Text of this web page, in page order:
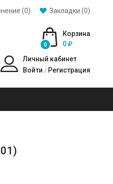
Закладки (0)
(0)
Корзина
0
0 ₽
Личный кабинет
Войти / Регистрация